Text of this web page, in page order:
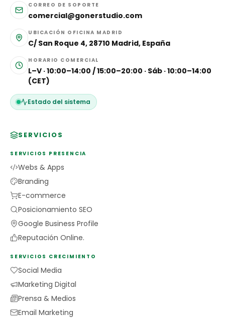
CORREO DE SOPORTE
comercial@gonerstudio.com
UBICACIÓN OFICINA MADRID
C/ San Roque 4, 28710 Madrid, España
HORARIO COMERCIAL
L–V · 10:00–14:00 / 15:00–20:00 · Sáb · 10:00–14:00
(CET)
Estado del sistema
SERVICIOS
SERVICIOS PRESENCIA
Webs & Apps
Branding
E-commerce
Posicionamiento SEO
Google Business Profile
Reputación Online.
SERVICIOS CRECIMIENTO
Social Media
Marketing Digital
Prensa & Medios
Email Marketing